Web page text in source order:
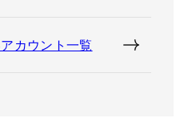
カウント一覧